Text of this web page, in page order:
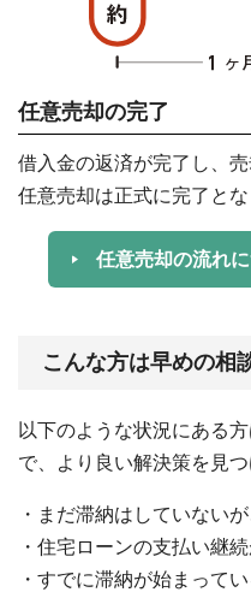
任意売却の完了
借入金の返済が完了し、
任意売却は正式に完了とな
任意売却の流れ
こんな方は早めの相
以下のような状況にある
で、より良い解決策を見
・まだ滞納はしていない
・住宅ローンの支払い継
・すでに滞納が始まって